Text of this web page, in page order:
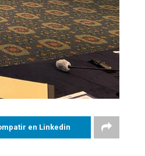
en Linkedin